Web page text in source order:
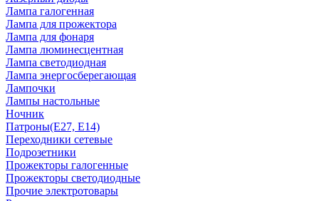
Лампа галогенная
Лампа для прожектора
Лампа для фонаря
Лампа люминесцентная
Лампа светодиодная
Лампа энергосберегающая
Лампочки
Лампы настольные
Ночник
Патроны(Е27, Е14)
Переходники сетевые
Подрозетники
Прожекторы галогенные
Прожекторы светодиодные
Прочие электротовары